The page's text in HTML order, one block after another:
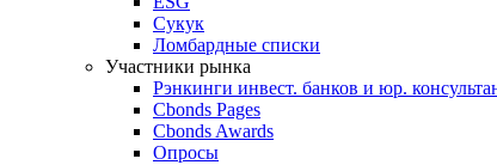
Сукук
Ломбардные списки
Участники рынка
Рэнкинги инвест. банков и юр.
Cbonds Pages
Cbonds Awards
Опросы